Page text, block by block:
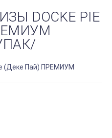
DOCKE PIE
(Деке Пай) ПРЕМИУМ